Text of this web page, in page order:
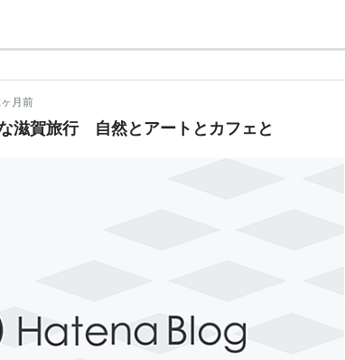
月前
滋賀旅行 自然とアートとカフェと